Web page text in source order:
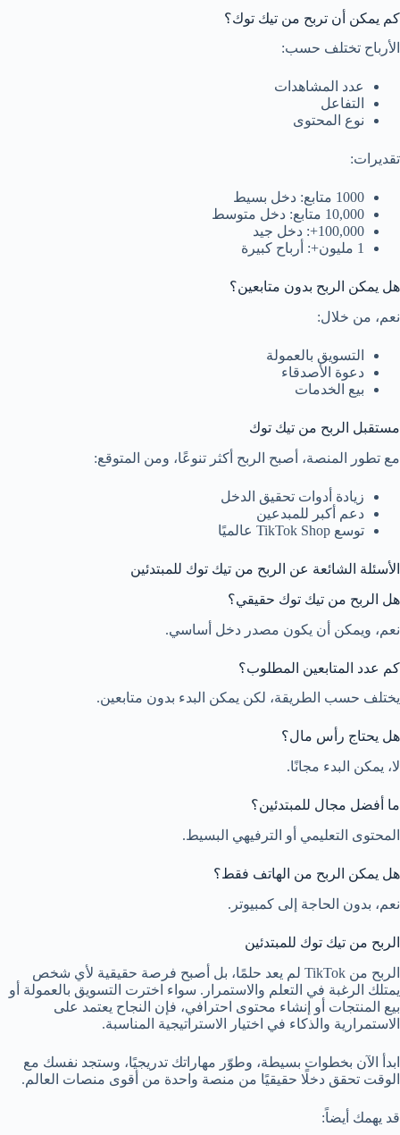
كم يمكن أن تربح من تيك توك؟
الأرباح تختلف حسب:
عدد المشاهدات
التفاعل
نوع المحتوى
تقديرات:
1000 متابع: دخل بسيط
10,000 متابع: دخل متوسط
100,000+: دخل جيد
1 مليون+: أرباح كبيرة
هل يمكن الربح بدون متابعين؟
نعم، من خلال:
التسويق بالعمولة
دعوة الأصدقاء
بيع الخدمات
مستقبل الربح من تيك توك
مع تطور المنصة، أصبح الربح أكثر تنوعًا، ومن المتوقع:
زيادة أدوات تحقيق الدخل
دعم أكبر للمبدعين
توسع TikTok Shop عالميًا
الأسئلة الشائعة عن الربح من تيك توك للمبتدئين
هل الربح من تيك توك حقيقي؟
نعم، ويمكن أن يكون مصدر دخل أساسي.
كم عدد المتابعين المطلوب؟
يختلف حسب الطريقة، لكن يمكن البدء بدون متابعين.
هل يحتاج رأس مال؟
لا، يمكن البدء مجانًا.
ما أفضل مجال للمبتدئين؟
المحتوى التعليمي أو الترفيهي البسيط.
هل يمكن الربح من الهاتف فقط؟
نعم، بدون الحاجة إلى كمبيوتر.
الربح من تيك توك للمبتدئين
الربح من TikTok لم يعد حلمًا، بل أصبح فرصة حقيقية لأي شخص
يمتلك الرغبة في التعلم والاستمرار. سواء اخترت التسويق بالعمولة أو
بيع المنتجات أو إنشاء محتوى احترافي، فإن النجاح يعتمد على
الاستمرارية والذكاء في اختيار الاستراتيجية المناسبة.
ابدأ الآن بخطوات بسيطة، وطوّر مهاراتك تدريجيًا، وستجد نفسك مع
الوقت تحقق دخلًا حقيقيًا من منصة واحدة من أقوى منصات العالم.
قد يهمك أيضاً: